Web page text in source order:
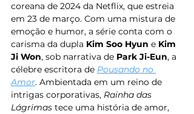
coreana de 2024 da Netflix, que estreia
em 23 de março. Com uma mistura de
emoção e humor, a série conta com o
carisma da dupla Kim Soo Hyun e Kim
Ji Won, sob narrativa de Park Ji-Eun, a
célebre escritora de Pousando no
Amor. Ambientada em um reino de
intrigas corporativas, Rainha das
Lágrimas tece uma história de amor,